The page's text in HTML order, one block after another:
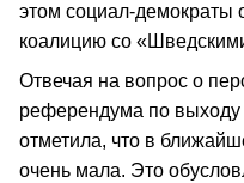
этом социал-демократы
коалицию со
Отвечая на вопрос о
референдума по
отметила, что в
очень мала. Это